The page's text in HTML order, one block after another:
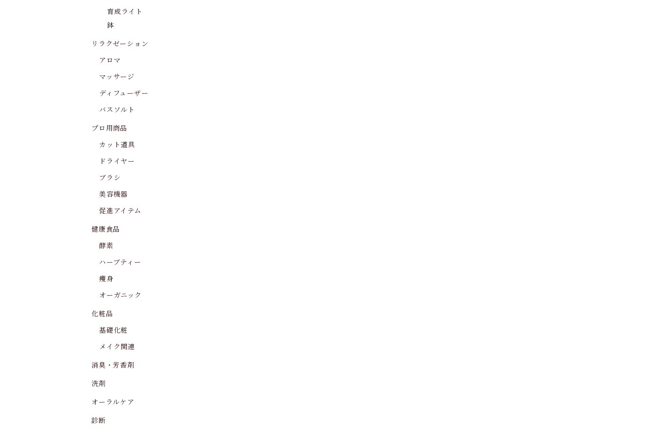
育成ライト
鉢
リラクゼーション
アロマ
マッサージ
ディフューザー
バスソルト
プロ用商品
カット道具
ドライヤー
ブラシ
美容機器
促進アイテム
健康食品
酵素
ハーブティー
痩身
オーガニック
化粧品
基礎化粧
メイク関連
消臭・芳香剤
洗剤
オーラルケア
診断